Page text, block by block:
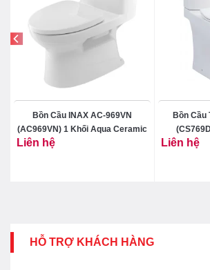
Bồn Cầu INAX AC-969VN
(AC969VN) 1 Khối Aqua Ceramic
Liên hệ
Bồn Cầu
Liên hệ
HỖ TRỢ KHÁCH HÀNG